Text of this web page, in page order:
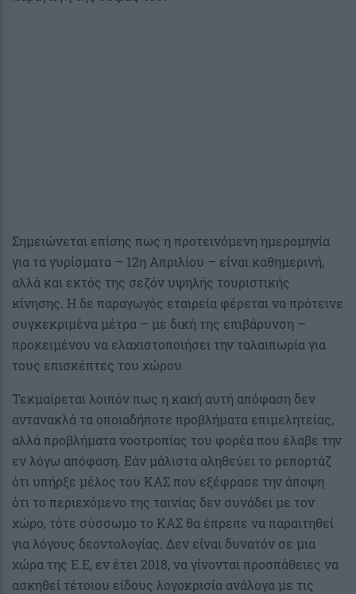
Σημειώνεται επίσης πως η προτεινόμενη ημερομηνία
για τα γυρίσματα – 12η Απριλίου – είναι καθημερινή,
αλλά και εκτός της σεζόν υψηλής τουριστικής
κίνησης. Η δε παραγωγός εταιρεία φέρεται να πρότεινε
συγκεκριμένα μέτρα – με δική της επιβάρυνση –
προκειμένου να ελαχιστοποιήσει την ταλαιπωρία για
τους επισκέπτες του χώρου
Τεκμαίρεται λοιπόν πως η κακή αυτή απόφαση δεν
αντανακλά τα οποιαδήποτε προβλήματα επιμελητείας,
αλλά προβλήματα νοοτροπίας του φορέα που έλαβε την
εν λόγω απόφαση. Εάν μάλιστα αληθεύει το ρεπορτάζ
ότι υπήρξε μέλος του ΚΑΣ που εξέφρασε την άποψη
ότι το περιεχόμενο της ταινίας δεν συνάδει με τον
χώρο, τότε σύσσωμο το ΚΑΣ θα έπρεπε να παραιτηθεί
για λόγους δεοντολογίας. Δεν είναι δυνατόν σε μια
χώρα της Ε.Ε, εν έτει 2018, να γίνονται προσπάθειες να
ασκηθεί τέτοιου είδους λογοκρισία ανάλογα με τις